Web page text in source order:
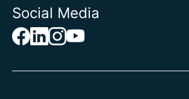
Social Media